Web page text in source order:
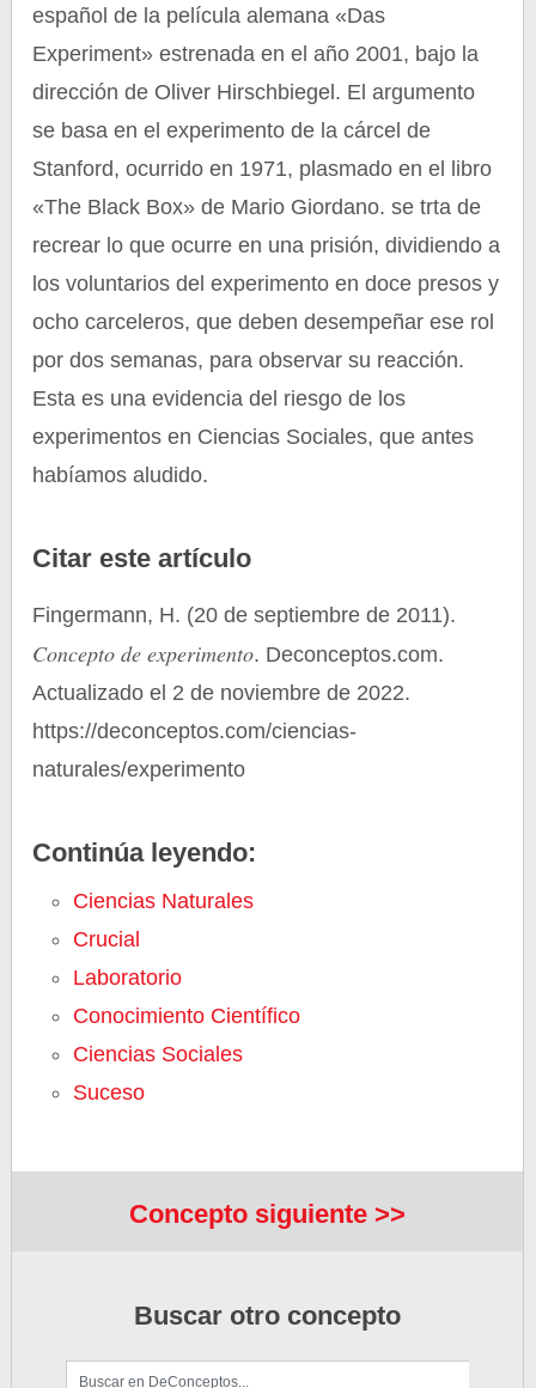
español de la película alemana «Das
Experiment» estrenada en el año 2001, bajo la
dirección de Oliver Hirschbiegel. El argumento
se basa en el experimento de la cárcel de
Stanford, ocurrido en 1971, plasmado en el libro
«The Black Box» de Mario Giordano. se trta de
recrear lo que ocurre en una prisión, dividiendo a
los voluntarios del experimento en doce presos y
ocho carceleros, que deben desempeñar ese rol
por dos semanas, para observar su reacción.
Esta es una evidencia del riesgo de los
experimentos en Ciencias Sociales, que antes
habíamos aludido.
Citar este artículo
Fingermann, H. (20 de septiembre de 2011).
Concepto de experimento. Deconceptos.com.
Actualizado el 2 de noviembre de 2022.
https://deconceptos.com/ciencias-
naturales/experimento
Continúa leyendo:
Ciencias Naturales
Crucial
Laboratorio
Conocimiento Científico
Ciencias Sociales
Suceso
Concepto siguiente >>
Buscar otro concepto